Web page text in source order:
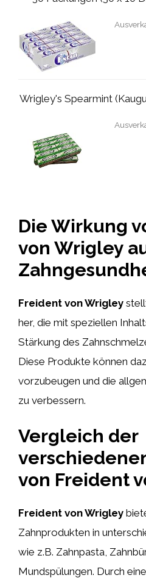
Wrigley's Spearmint
Die Wirkung
von Wrigley
Freident von Wrigley
her, die mit speziellen
Stärkung des
Diese Produkte können
vorzubeugen und die
zu verbessern.
Vergleich der
von Freident
Freident von Wrigley
Zahnprodukten in
wie z.B. Zahnpasta,
Mundspülungen. Durch